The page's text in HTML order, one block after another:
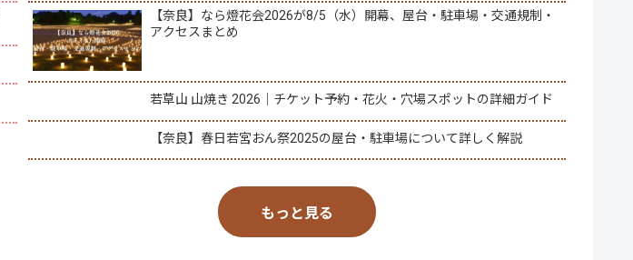
【奈良】なら燈花会2026が8/5（水）開幕、屋台・駐車場・交通規制・
アクセスまとめ
若草山 山焼き 2026｜チケット予約・花火・穴場スポットの詳細ガイド
【奈良】春日若宮おん祭2025の屋台・駐車場について詳しく解説
もっと見る